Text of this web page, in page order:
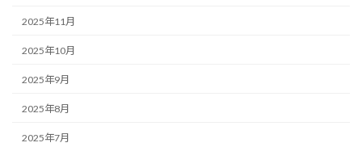
2025年11月
2025年10月
2025年9月
2025年8月
2025年7月